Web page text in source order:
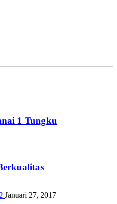
1 Tungku
Januari 27, 2017